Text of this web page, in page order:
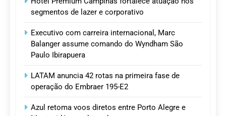
segmentos de lazer e corporativo
Executivo com carreira internacional, Marc
Balanger assume comando do Wyndham São
Paulo Ibirapuera
LATAM anuncia 42 rotas na primeira fase de
operação do Embraer 195-E2
Azul retoma voos diretos entre Porto Alegre e